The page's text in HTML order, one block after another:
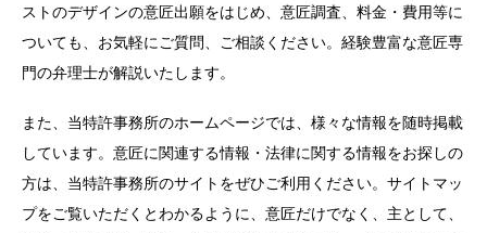
ストのデザインの意匠出願をはじめ、意匠調査、料金・費用等に
ついても、お気軽にご質問、ご相談ください。経験豊富な意匠専
門の弁理士が解説いたします。
また、当特許事務所のホームページでは、様々な情報を随時掲載
しています。意匠に関連する情報・法律に関する情報をお探しの
方は、当特許事務所のサイトをぜひご利用ください。サイトマッ
プをご覧いただくとわかるように、意匠だけでなく、主として、